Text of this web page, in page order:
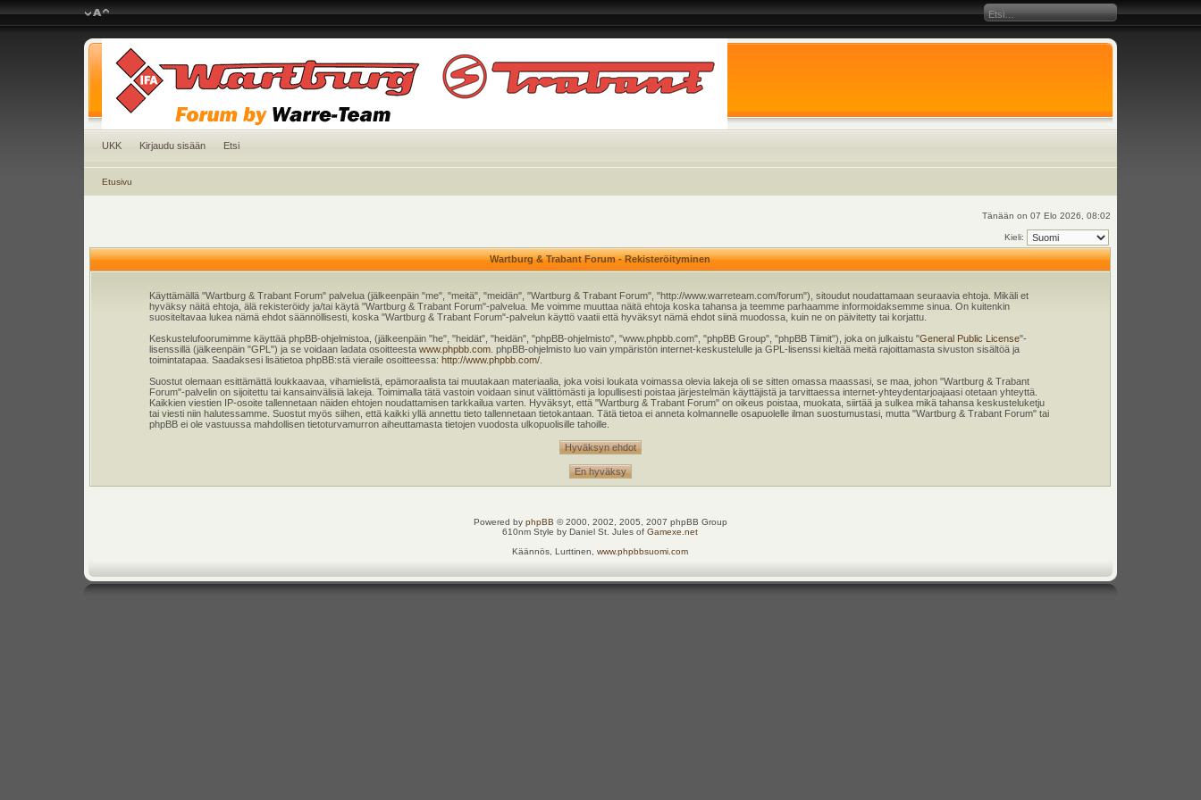
UKK Kirjaudu sisään Etsi
Etusivu
Tänään on 07 Elo 2026, 08:02
Kieli:
Wartburg & Trabant Forum - Rekisteröityminen
Käyttämällä "Wartburg & Trabant Forum" palvelua (jälkeenpäin "me", "meitä", "meidän", "Wartburg & Trabant Forum", "http://www.warreteam.com/forum"), sitoudut noudattamaan seuraavia ehtoja. Mikäli et
hyväksy näitä ehtoja, älä rekisteröidy ja/tai käytä "Wartburg & Trabant Forum"-palvelua. Me voimme muuttaa näitä ehtoja koska tahansa ja teemme parhaamme informoidaksemme sinua. On kuitenkin
suositeltavaa lukea nämä ehdot säännöllisesti, koska "Wartburg & Trabant Forum"-palvelun käyttö vaatii että hyväksyt nämä ehdot siinä muodossa, kuin ne on päivitetty tai korjattu.
Keskustelufoorumimme käyttää phpBB-ohjelmistoa, (jälkeenpäin "he", "heidät", "heidän", "phpBB-ohjelmisto", "www.phpbb.com", "phpBB Group", "phpBB Tiimit"), joka on julkaistu "General Public License"-
lisenssillä (jälkeenpäin "GPL") ja se voidaan ladata osoitteestawww.phpbb.com . phpBB-ohjelmisto luo vain ympäristön internet-keskustelulle ja GPL-lisenssi kieltää meitä rajoittamasta sivuston sisältöä ja
toimintatapaa. Saadaksesi lisätietoa phpBB:stä vieraile osoitteessa:http://www.phpbb.com/
Suostut olemaan esittämättä loukkaavaa, vihamielistä, epämoraalista tai muutakaan materiaalia, joka voisi loukata voimassa olevia lakeja oli se sitten omassa maassasi, se maa, johon "Wartburg & Trabant
Forum"-palvelin on sijoitettu tai kansainvälisiä lakeja. Toimimalla tätä vastoin voidaan sinut välittömästi ja lopullisesti poistaa järjestelmän käyttäjistä ja tarvittaessa internet-yhteydentarjoajaasi otetaan yhteyttä.
Kaikkien viestien IP-osoite tallennetaan näiden ehtojen noudattamisen tarkkailua varten. Hyväksyt, että "Wartburg & Trabant Forum" on oikeus poistaa, muokata, siirtää ja sulkea mikä tahansa keskusteluketju
tai viesti niin halutessamme. Suostut myös siihen, että kaikki yllä annettu tieto tallennetaan tietokantaan. Tätä tietoa ei anneta kolmannelle osapuolelle ilman suostumustasi, mutta "Wartburg & Trabant Forum" tai
phpBB ei ole vastuussa mahdollisen tietoturvamurron aiheuttamasta tietojen vuodosta ulkopuolisille tahoille.
Powered by phpBB © 2000, 2002, 2005, 2007 phpBB Group
610nm Style by Daniel St. Jules ofGamexe.net
Käännös, Lurttinen,www.phpbbsuomi.com